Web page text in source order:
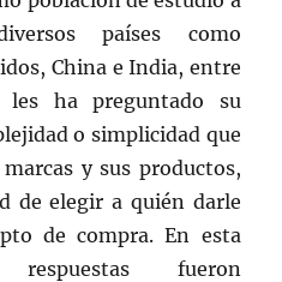
países como
China e India, entre
ha preguntado su
o simplicidad que
y sus productos,
de elegir a quién darle
de compra. En esta
fueron